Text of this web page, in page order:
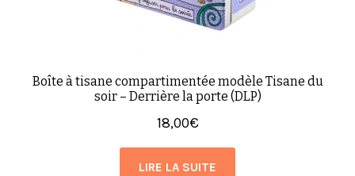
Boîte à tisane compartimentée modèle Tisane du
soir – Derrière la porte (DLP)
18,00€
LIRE LA SUITE